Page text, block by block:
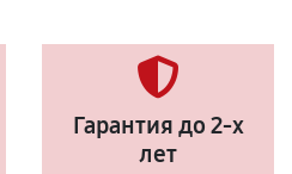
Гарантия до 2-х
лет